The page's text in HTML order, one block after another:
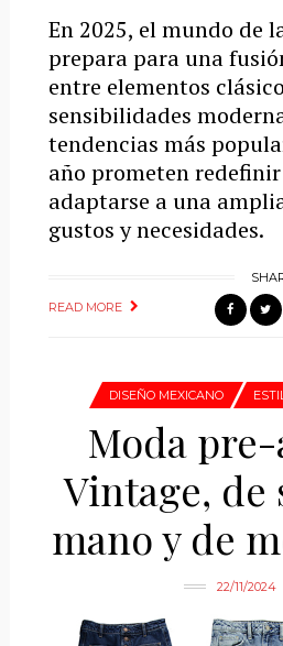
En 2025, el mundo de
prepara para una
entre elementos
sensibilidades
tendencias más
año prometen
adaptarse a una
gustos y necesidades.
READ MORE
DISEÑO MEXICANO
Moda
Vintage, de
mano y de
22/11/2024